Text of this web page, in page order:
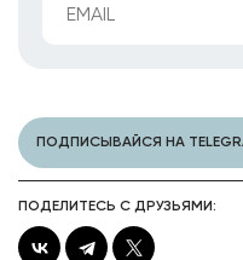
ПОДПИСЫВАЙСЯ НА
ПОДЕЛИТЕСЬ С ДРУЗЬЯМИ: